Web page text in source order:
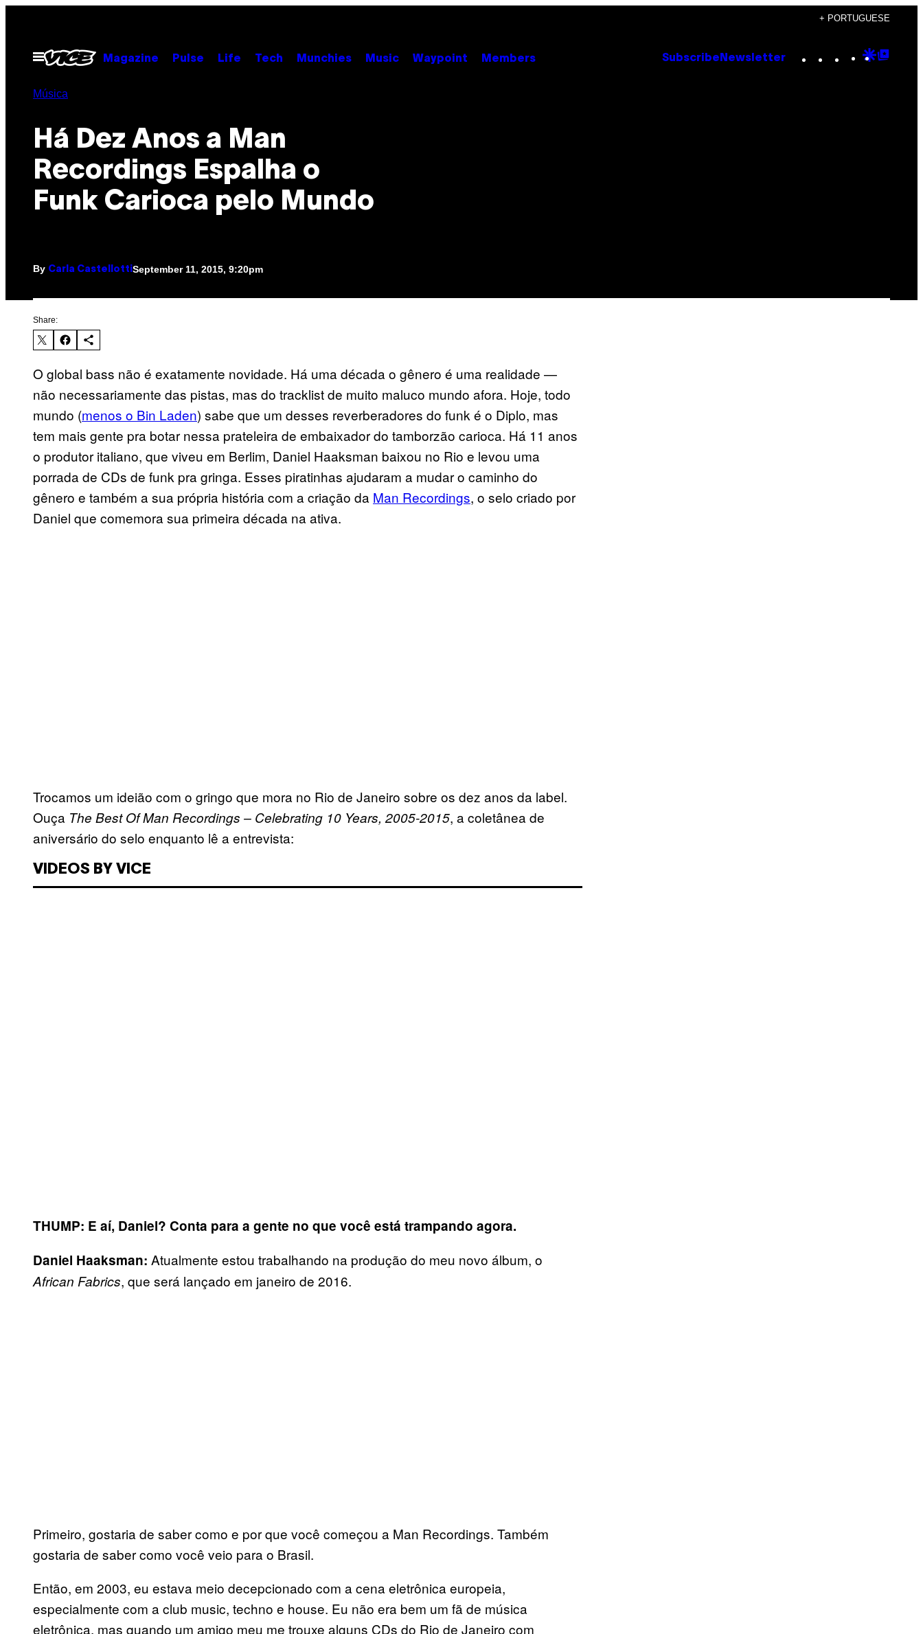
content
+ PORTUGUESE
Open
Menu
Magazine Pulse Life Tech Munchies Music Waypoint Members Subscribe Newsletter Instagram
TikTok
YouTube
Google
Música
​Há Dez Anos a Man
Recordings Espalha o
Funk Carioca pelo Mundo
By Carla Castellotti September 11, 2015, 9:20pm
Share:
O global bass não é exatamente novidade. Há uma década o gênero é uma realidade —
não necessariamente das pistas, mas do tracklist de muito maluco mundo afora. Hoje, todo
mundo (menos o Bin Laden) sabe que um desses reverberadores do funk é o Diplo, mas
tem mais gente pra botar nessa prateleira de embaixador do tamborzão carioca. Há 11 anos
o produtor italiano, que viveu em Berlim, Daniel Haaksman baixou no Rio e levou uma
porrada de CDs de funk pra gringa. Esses piratinhas ajudaram a mudar o caminho do
gênero e também a sua própria história com a criação da Man Recordings, o selo criado por
Daniel que comemora sua primeira década na ativa.
Trocamos um ideião com o gringo que mora no Rio de Janeiro sobre os dez anos da label.
Ouça The Best Of Man Recordings – Celebrating 10 Years, 2005-2015, a coletânea de
aniversário do selo enquanto lê a entrevista:
VIDEOS BY VICE
THUMP: E aí, Daniel? Conta para a gente no que você está trampando agora.
Daniel Haaksman: Atualmente estou trabalhando na produção do meu novo álbum, o
African Fabrics, que será lançado em janeiro de 2016.
Primeiro, gostaria de saber como e por que você começou a Man Recordings. Também
gostaria de saber como você veio para o Brasil.
Então, em 2003, eu estava meio decepcionado com a cena eletrônica europeia,
especialmente com a club music, techno e house. Eu não era bem um fã de música
eletrônica, mas quando um amigo meu me trouxe alguns CDs do Rio de Janeiro com